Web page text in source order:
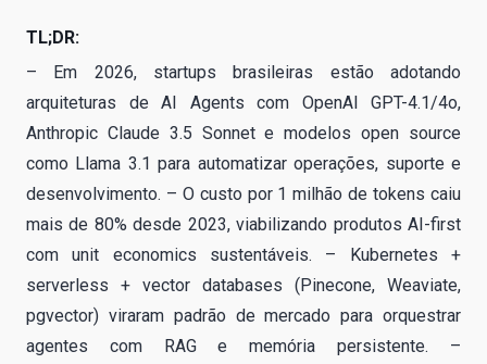
TL;DR:
– Em 2026, startups brasileiras estão adotando
arquiteturas de AI Agents com OpenAI GPT-4.1/4o,
Anthropic Claude 3.5 Sonnet e modelos open source
como Llama 3.1 para automatizar operações, suporte e
desenvolvimento. – O custo por 1 milhão de tokens caiu
mais de 80% desde 2023, viabilizando produtos AI-first
com unit economics sustentáveis. – Kubernetes +
serverless + vector databases (Pinecone, Weaviate,
pgvector) viraram padrão de mercado para orquestrar
agentes com RAG e memória persistente. –